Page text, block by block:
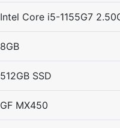
Intel Core i5-1155G7
8GB
512GB SSD
GF MX450